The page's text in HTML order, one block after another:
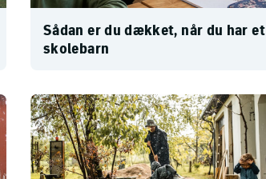
Sådan er du dækket, når du har et
skolebarn